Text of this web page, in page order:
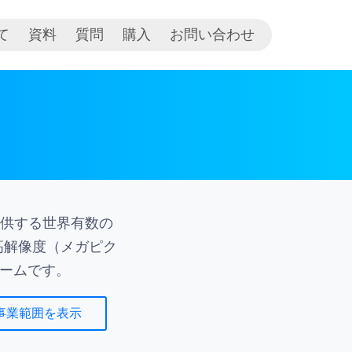
資料 質問 購入 お問い合わせ
する世界有数の
像度（メガピク
ムです。
業範囲を表示